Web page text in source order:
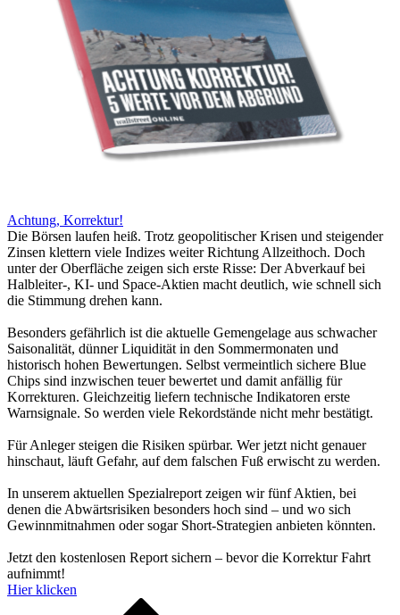
Achtung, Korrektur!
Die Börsen laufen heiß. Trotz geopolitischer Krisen und steigender
Zinsen klettern viele Indizes weiter Richtung Allzeithoch. Doch
unter der Oberfläche zeigen sich erste Risse: Der Abverkauf bei
Halbleiter-, KI- und Space-Aktien macht deutlich, wie schnell sich
die Stimmung drehen kann.
Besonders gefährlich ist die aktuelle Gemengelage aus schwacher
Saisonalität, dünner Liquidität in den Sommermonaten und
historisch hohen Bewertungen. Selbst vermeintlich sichere Blue
Chips sind inzwischen teuer bewertet und damit anfällig für
Korrekturen. Gleichzeitig liefern technische Indikatoren erste
Warnsignale. So werden viele Rekordstände nicht mehr bestätigt.
Für Anleger steigen die Risiken spürbar. Wer jetzt nicht genauer
hinschaut, läuft Gefahr, auf dem falschen Fuß erwischt zu werden.
In unserem aktuellen Spezialreport zeigen wir fünf Aktien, bei
denen die Abwärtsrisiken besonders hoch sind – und wo sich
Gewinnmitnahmen oder sogar Short-Strategien anbieten könnten.
Jetzt den kostenlosen Report sichern – bevor die Korrektur Fahrt
aufnimmt!
Hier klicken